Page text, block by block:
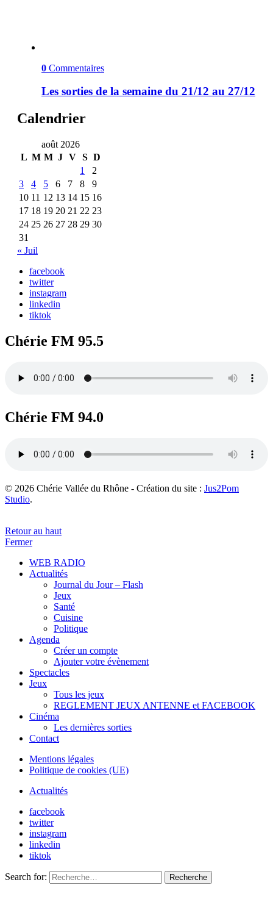
0 Commentaires
Les sorties de la semaine du 21/12 au 27/12
Calendrier
août 2026
L M M J V S D
1
2
3
4 5 6 7 8
9
10 11 12 13 14 15 16
17 18 19 20 21 22 23
24 25 26 27 28 29 30
31
« Juil
facebook
twitter
instagram
linkedin
tiktok
Chérie FM 95.5
Chérie FM 94.0
© 2026 Chérie Vallée du Rhône - Création du site : Jus2Pom
Studio.
Retour au haut
Fermer
WEB RADIO
Actualités
Journal du Jour – Flash
Jeux
Santé
Cuisine
Politique
Agenda
Créer un compte
Ajouter votre évènement
Spectacles
Jeux
Tous les jeux
REGLEMENT JEUX ANTENNE et FACEBOOK
Cinéma
Les dernières sorties
Contact
Mentions légales
Politique de cookies (UE)
Actualités
facebook
twitter
instagram
linkedin
tiktok
Search for: Recherche